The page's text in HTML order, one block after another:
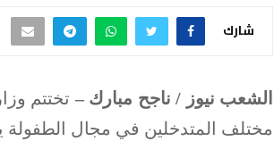
شارك
الشعب نيوز / ناجح مبارك – تختتم
مختلف المتدخلين في مجال الطفولة يوم غد